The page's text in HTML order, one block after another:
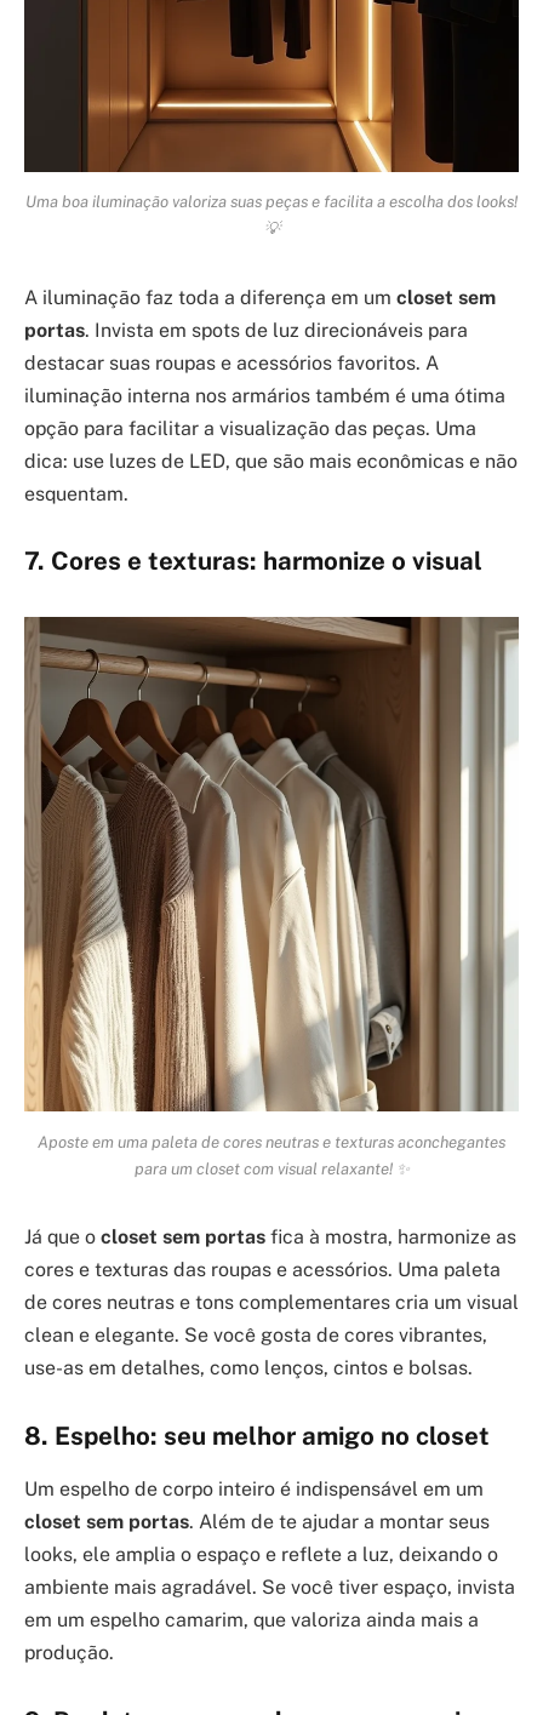
Uma boa iluminação valoriza suas peças e facilita a escolha dos looks!
💡
A iluminação faz toda a diferença em um closet sem
portas. Invista em spots de luz direcionáveis para
destacar suas roupas e acessórios favoritos. A
iluminação interna nos armários também é uma ótima
opção para facilitar a visualização das peças. Uma
dica: use luzes de LED, que são mais econômicas e não
esquentam.
7. Cores e texturas: harmonize o visual
Aposte em uma paleta de cores neutras e texturas aconchegantes
para um closet com visual relaxante! ✨
Já que o closet sem portas fica à mostra, harmonize as
cores e texturas das roupas e acessórios. Uma paleta
de cores neutras e tons complementares cria um visual
clean e elegante. Se você gosta de cores vibrantes,
use-as em detalhes, como lenços, cintos e bolsas.
8. Espelho: seu melhor amigo no closet
Um espelho de corpo inteiro é indispensável em um
closet sem portas. Além de te ajudar a montar seus
looks, ele amplia o espaço e reflete a luz, deixando o
ambiente mais agradável. Se você tiver espaço, invista
em um espelho camarim, que valoriza ainda mais a
produção.